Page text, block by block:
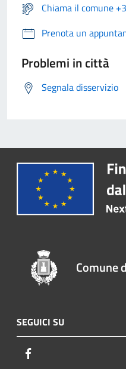
Chiama il comune
Prenota un
Problemi in città
Segnala disservizio
Comune
SEGUICI SU